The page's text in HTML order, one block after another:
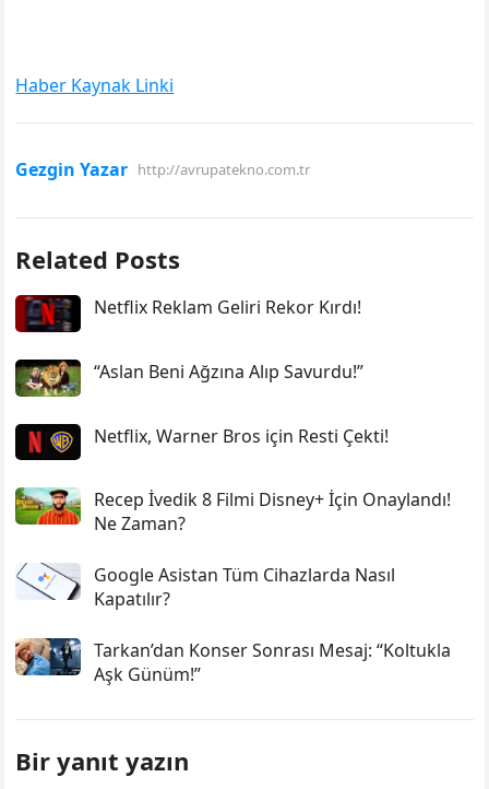
Haber Kaynak Linki
Gezgin Yazar http://avrupatekno.com.tr
Related Posts
Netflix Reklam Geliri Rekor Kırdı!
“Aslan Beni Ağzına Alıp Savurdu!”
Netflix, Warner Bros için Resti Çekti!
Recep İvedik 8 Filmi Disney+ İçin Onaylandı!
Ne Zaman?
Google Asistan Tüm Cihazlarda Nasıl
Kapatılır?
Tarkan’dan Konser Sonrası Mesaj: “Koltukla
Aşk Günüm!”
Bir yanıt yazın